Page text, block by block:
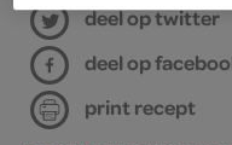
deel op twitter
deel op
print recept